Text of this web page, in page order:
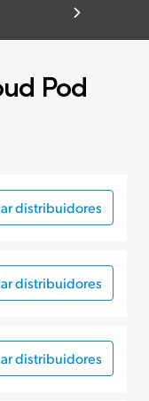
Pod
distribuidores
distribuidores
distribuidores